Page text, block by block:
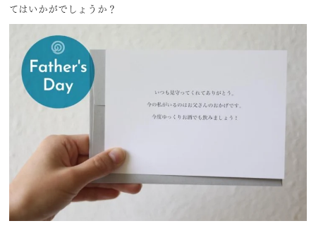
てはいかがでしょうか？